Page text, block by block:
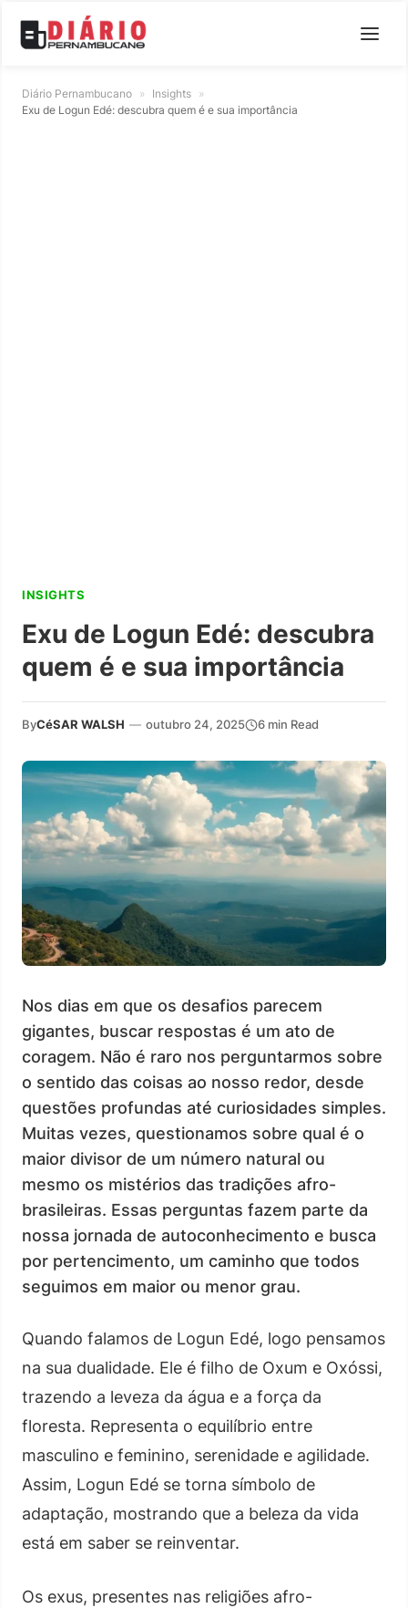
Diário Pernambucano » Insights »
Exu de Logun Edé: descubra quem é e sua importância
INSIGHTS
Exu de Logun Edé: descubra
quem é e sua importância
ByCéSAR WALSH — outubro 24, 2025 6 min Read
Nos dias em que os desafios parecem
gigantes, buscar respostas é um ato de
coragem. Não é raro nos perguntarmos sobre
o sentido das coisas ao nosso redor, desde
questões profundas até curiosidades simples.
Muitas vezes, questionamos sobre qual é o
maior divisor de um número natural ou
mesmo os mistérios das tradições afro-
brasileiras. Essas perguntas fazem parte da
nossa jornada de autoconhecimento e busca
por pertencimento, um caminho que todos
seguimos em maior ou menor grau.
Quando falamos de Logun Edé, logo pensamos
na sua dualidade. Ele é filho de Oxum e Oxóssi,
trazendo a leveza da água e a força da
floresta. Representa o equilíbrio entre
masculino e feminino, serenidade e agilidade.
Assim, Logun Edé se torna símbolo de
adaptação, mostrando que a beleza da vida
está em saber se reinventar.
Os exus, presentes nas religiões afro-